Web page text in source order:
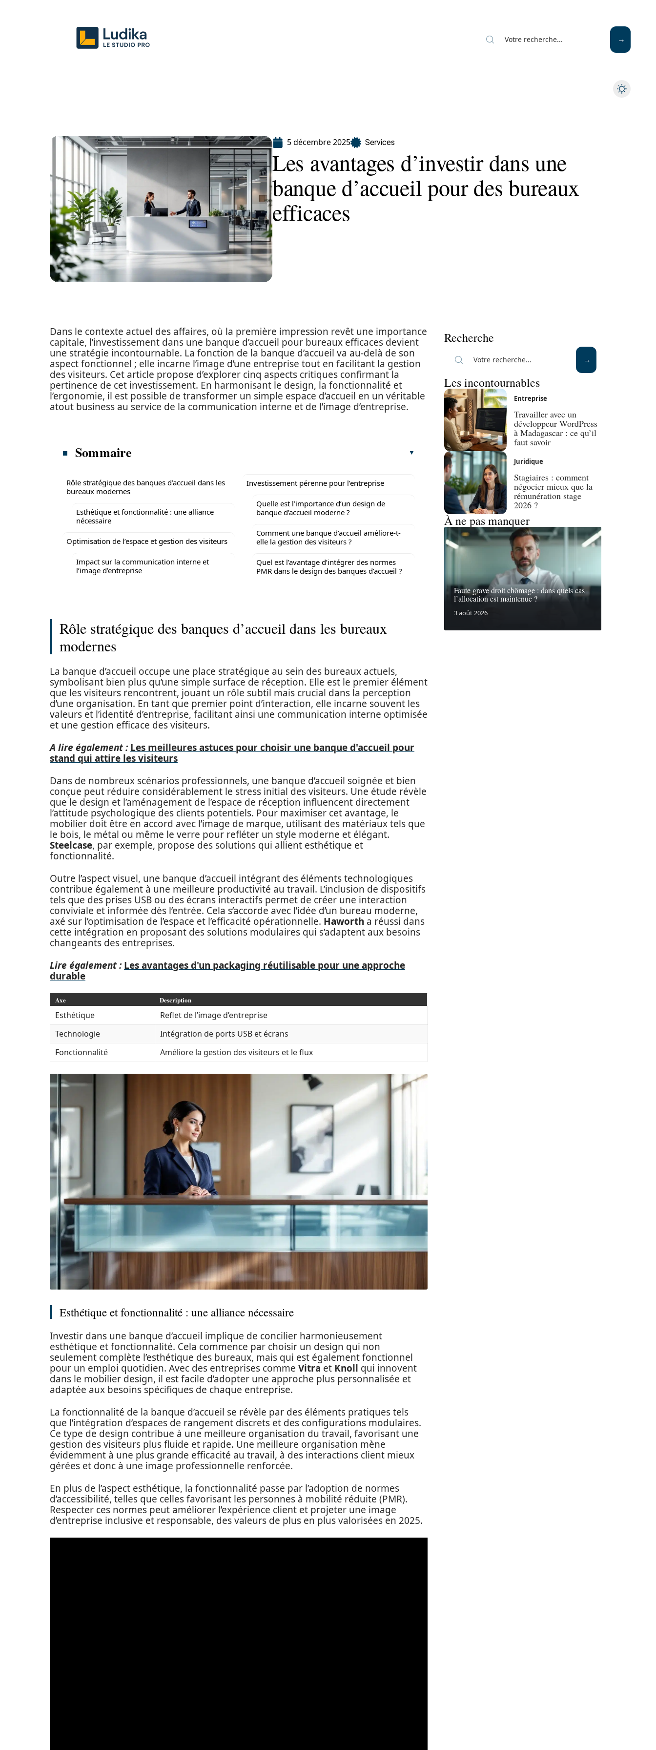
5 décembre 2025 Services
Les avantages d’investir dans une
banque d’accueil pour des bureaux
efficaces
Dans le contexte actuel des affaires, où la première impression revêt une importance
capitale, l’investissement dans une banque d’accueil pour bureaux efficaces devient
une stratégie incontournable. La fonction de la banque d’accueil va au-delà de son
aspect fonctionnel ; elle incarne l’image d’une entreprise tout en facilitant la gestion
des visiteurs. Cet article propose d’explorer cinq aspects critiques confirmant la
pertinence de cet investissement. En harmonisant le design, la fonctionnalité et
l’ergonomie, il est possible de transformer un simple espace d’accueil en un véritable
atout business au service de la communication interne et de l’image d’entreprise.
Sommaire
Rôle stratégique des banques d’accueil dans les
bureaux modernes
Esthétique et fonctionnalité : une alliance
nécessaire
Optimisation de l’espace et gestion des visiteurs
Impact sur la communication interne et
l’image d’entreprise
Investissement pérenne pour l’entreprise
Quelle est l’importance d’un design de
banque d’accueil moderne ?
Comment une banque d’accueil améliore-t-
elle la gestion des visiteurs ?
Quel est l’avantage d’intégrer des normes
PMR dans le design des banques d’accueil ?
Rôle stratégique des banques d’accueil dans les bureaux
modernes
La banque d’accueil occupe une place stratégique au sein des bureaux actuels,
symbolisant bien plus qu’une simple surface de réception. Elle est le premier élément
que les visiteurs rencontrent, jouant un rôle subtil mais crucial dans la perception
d’une organisation. En tant que premier point d’interaction, elle incarne souvent les
valeurs et l’identité d’entreprise, facilitant ainsi une communication interne optimisée
et une gestion efficace des visiteurs.
A lire également : Les meilleures astuces pour choisir une banque d'accueil pour
stand qui attire les visiteurs
Dans de nombreux scénarios professionnels, une banque d’accueil soignée et bien
conçue peut réduire considérablement le stress initial des visiteurs. Une étude révèle
que le design et l’aménagement de l’espace de réception influencent directement
l’attitude psychologique des clients potentiels. Pour maximiser cet avantage, le
mobilier doit être en accord avec l’image de marque, utilisant des matériaux tels que
le bois, le métal ou même le verre pour refléter un style moderne et élégant.
Steelcase, par exemple, propose des solutions qui allient esthétique et
fonctionnalité.
Outre l’aspect visuel, une banque d’accueil intégrant des éléments technologiques
contribue également à une meilleure productivité au travail. L’inclusion de dispositifs
tels que des prises USB ou des écrans interactifs permet de créer une interaction
conviviale et informée dès l’entrée. Cela s’accorde avec l’idée d’un bureau moderne,
axé sur l’optimisation de l’espace et l’efficacité opérationnelle. Haworth a réussi dans
cette intégration en proposant des solutions modulaires qui s’adaptent aux besoins
changeants des entreprises.
Lire également : Les avantages d'un packaging réutilisable pour une approche
durable
Axe Description
Esthétique
Reflet de l’image d’entreprise
Technologie
Intégration de ports USB et écrans
Fonctionnalité
Améliore la gestion des visiteurs et le flux
Esthétique et fonctionnalité : une alliance nécessaire
Investir dans une banque d’accueil implique de concilier harmonieusement
esthétique et fonctionnalité. Cela commence par choisir un design qui non
seulement complète l’esthétique des bureaux, mais qui est également fonctionnel
pour un emploi quotidien. Avec des entreprises comme Vitra et Knoll qui innovent
dans le mobilier design, il est facile d’adopter une approche plus personnalisée et
adaptée aux besoins spécifiques de chaque entreprise.
La fonctionnalité de la banque d’accueil se révèle par des éléments pratiques tels
que l’intégration d’espaces de rangement discrets et des configurations modulaires.
Ce type de design contribue à une meilleure organisation du travail, favorisant une
gestion des visiteurs plus fluide et rapide. Une meilleure organisation mène
évidemment à une plus grande efficacité au travail, à des interactions client mieux
gérées et donc à une image professionnelle renforcée.
En plus de l’aspect esthétique, la fonctionnalité passe par l’adoption de normes
d’accessibilité, telles que celles favorisant les personnes à mobilité réduite (PMR).
Respecter ces normes peut améliorer l’expérience client et projeter une image
d’entreprise inclusive et responsable, des valeurs de plus en plus valorisées en 2025.
Recherche
Les incontournables
Entreprise
Travailler avec un
développeur WordPress
à Madagascar : ce qu’il
faut savoir
Juridique
Stagiaires : comment
négocier mieux que la
rémunération stage
2026 ?
À ne pas manquer
Faute grave droit chômage : dans quels cas
l’allocation est maintenue ?
3 août 2026